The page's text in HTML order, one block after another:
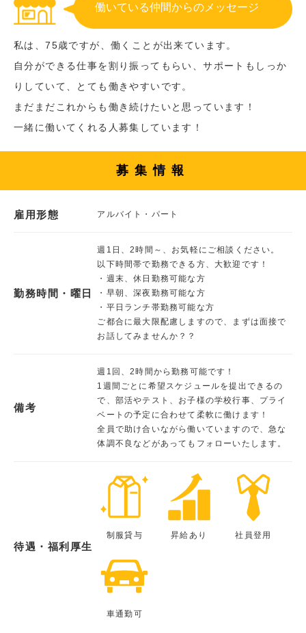
働いている仲間からのメッセージ
私は、75歳ですが、働くことが出来ています。
自分ができる仕事を割り振ってもらい、サポートもしっか
りしていて、とても働きやすいです。
まだまだこれからも働き続けたいと思っています！
一緒に働いてくれる人募集しています！
募集情報
雇用形態 アルバイト・パート
勤務時間・曜日
週1日、2時間～、お気軽にご相談ください。
以下時間帯で勤務できる方、大歓迎です！
・週末、休日勤務可能な方
・早朝、深夜勤務可能な方
・平日ランチ帯勤務可能な方
ご都合に最大限配慮しますので、まずは面接で
お話してみませんか？？
備考
週1回、2時間から勤務可能です！
1週間ごとに希望スケジュールを提出できるの
で、部活やテスト、お子様の学校行事、プライ
ベートの予定に合わせて柔軟に働けます！
全員で助け合いながら働いていますので、急な
体調不良などがあってもフォローいたします。
待遇・福利厚生
制服貸与 昇給あり 社員登用
車通勤可